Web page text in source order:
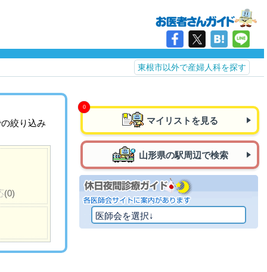
東根市以外で産婦人科を探す
絞り込み
(0)
マイリストを見る
山形県の駅周辺で検索